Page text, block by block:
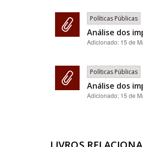
Políticas Públicas
Análise dos
Adicionado: 15 de
Políticas Públicas
Análise dos
Adicionado: 15 de